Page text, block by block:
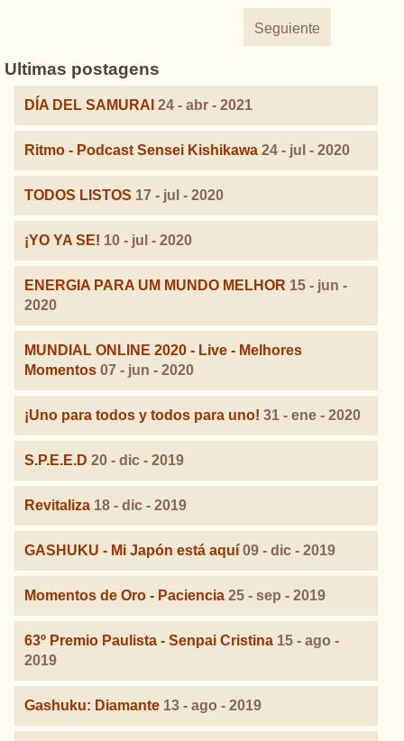
Seguiente
Ultimas postagens
DÍA DEL SAMURAI 24 - abr - 2021
Ritmo - Podcast Sensei Kishikawa 24 - jul - 2020
TODOS LISTOS 17 - jul - 2020
¡YO YA SE! 10 - jul - 2020
ENERGIA PARA UM MUNDO MELHOR 15 - jun -
2020
MUNDIAL ONLINE 2020 - Live - Melhores
Momentos 07 - jun - 2020
¡Uno para todos y todos para uno! 31 - ene - 2020
S.P.E.E.D 20 - dic - 2019
Revitaliza 18 - dic - 2019
GASHUKU - Mi Japón está aquí 09 - dic - 2019
Momentos de Oro - Paciencia 25 - sep - 2019
63º Premio Paulista - Senpai Cristina 15 - ago -
2019
Gashuku: Diamante 13 - ago - 2019